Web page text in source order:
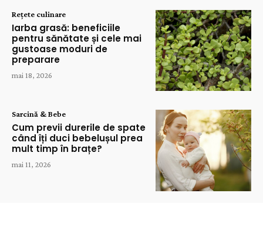
Rețete culinare
Iarba grasă: beneficiile
pentru sănătate și cele mai
gustoase moduri de
preparare
mai 18, 2026
Sarcină & Bebe
Cum previi durerile de spate
când îți duci bebelușul prea
mult timp în brațe?
mai 11, 2026